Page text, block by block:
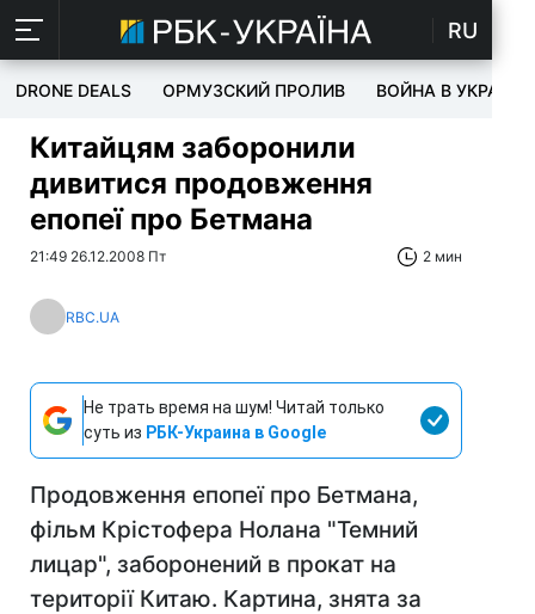
RU
DRONE DEALS ОРМУЗСКИЙ ПРОЛИВ ВОЙНА В УКРАИНЕ
Китайцям заборонили
дивитися продовження
епопеї про Бетмана
21:49 26.12.2008 Пт 2 мин
RBC.UA
Не трать время на шум! Читай только
суть из РБК-Украина в Google
Продовження епопеї про Бетмана,
фільм Крістофера Нолана "Темний
лицар", заборонений в прокат на
території Китаю. Картина, знята за